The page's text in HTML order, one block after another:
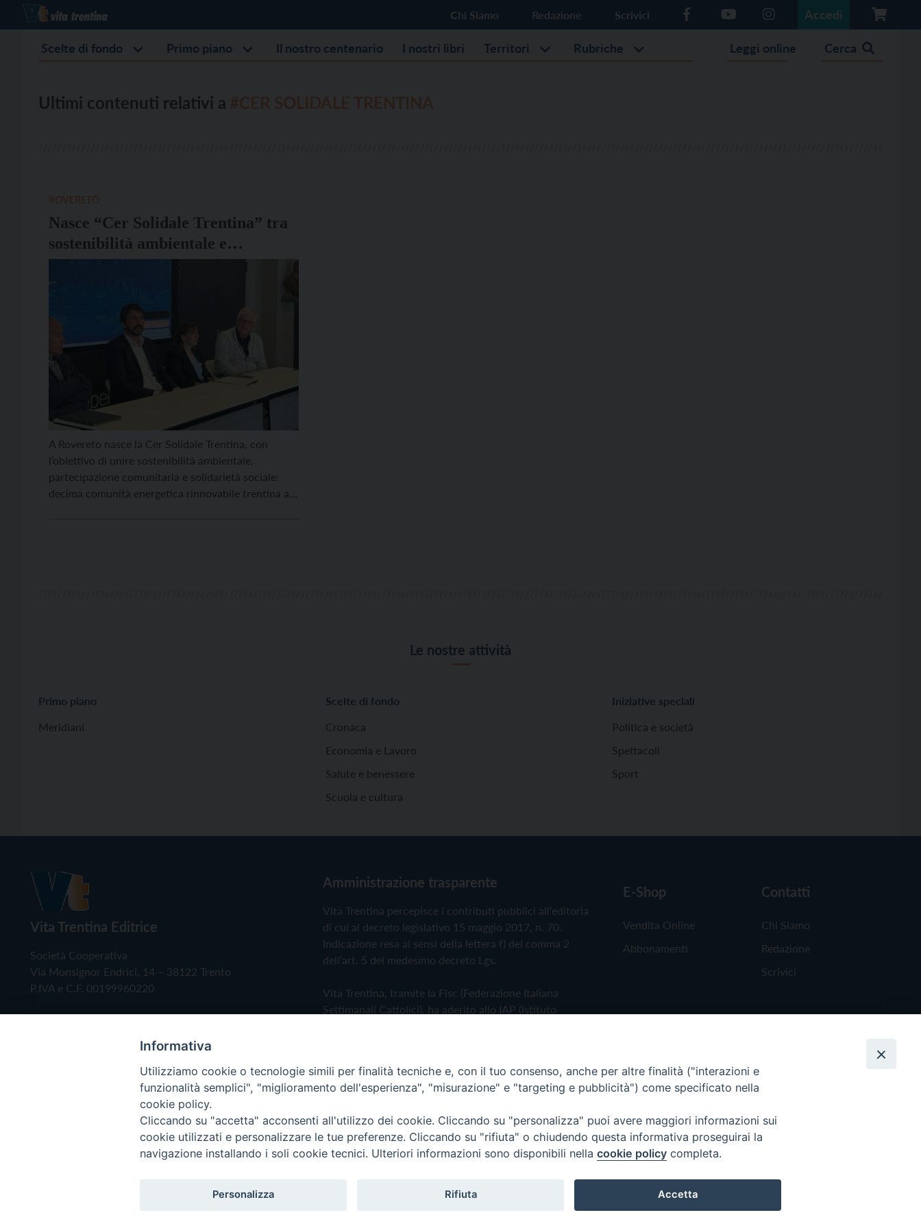
Chi Siamo Redazione Scrivici Accedi
Scelte di fondo Primo piano Il nostro centenario I nostri libri Territori Rubriche Leggi online Cerca
Ultimi contenuti relativi a
Nasce “Cer Solidale Trentina” tra
sostenibilità ambientale e
partecipazione comunitaria
A Rovereto nasce la Cer Solidale Trentina, con
l’obiettivo di unire sostenibilità ambientale,
partecipazione comunitaria e solidarietà sociale:
decima comunità energetica rinnovabile trentina ad
Le nostre attività
Primo piano
Meridiani
Scelte di fondo
Cronaca
Economia e Lavoro
Salute e benessere
Scuola e cultura
Iniziative speciali
Politica e società
Spettacoli
Sport
Vita Trentina Editrice
Società Cooperativa
Via Monsignor Endrici, 14 – 38122 Trento
P.IVA e C.F. 00199960220
Amministrazione trasparente
Vita Trentina percepisce i contributi pubblici all'editoria
di cui al decreto legislativo 15 maggio 2017, n. 70.
Indicazione resa ai sensi della lettera f) del comma 2
dell'art. 5 del medesimo decreto Lgs.
Vita Trentina, tramite la Fisc (Federazione Italiana
Settimanali Cattolici), ha aderito allo IAP (Istituto
Privacy Policy Cookie Policy
E-Shop
Vendita Online
Abbonamenti
Contatti
Chi Siamo
Redazione
Scrivici
Copyright © 2019 - Tutti i diritti riservati - Vita Trentina Editrice
Informativa
Utilizziamo cookie o tecnologie simili per finalità tecniche e, con il tuo consenso, anche per altre finalità ("interazioni e
funzionalità semplici", "miglioramento dell'esperienza", "misurazione" e "targeting e pubblicità") come specificato nella
cookie policy.
Cliccando su "accetta" acconsenti all'utilizzo dei cookie. Cliccando su "personalizza" puoi avere maggiori informazioni sui
cookie utilizzati e personalizzare le tue preferenze. Cliccando su "rifiuta" o chiudendo questa informativa proseguirai la
navigazione installando i soli cookie tecnici. Ulteriori informazioni sono disponibili nella cookie policy completa.
Personalizza Rifiuta Accetta